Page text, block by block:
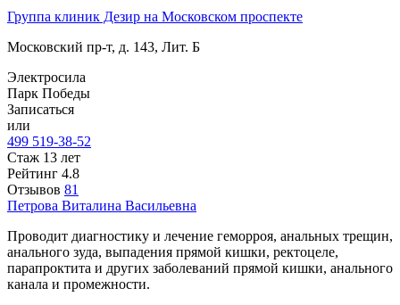
Группа клиник Дезир на Московском проспекте
Московский пр-т, д. 143, Лит. Б
Электросила
Парк Победы
Записаться
или
499 519-38-52
Стаж 13 лет
Рейтинг 4.8
Отзывов 81
Петрова Виталина Васильевна
Проводит диагностику и лечение геморроя, анальных трещин,
анального зуда, выпадения прямой кишки, ректоцеле,
парапроктита и других заболеваний прямой кишки, анального
канала и промежности.